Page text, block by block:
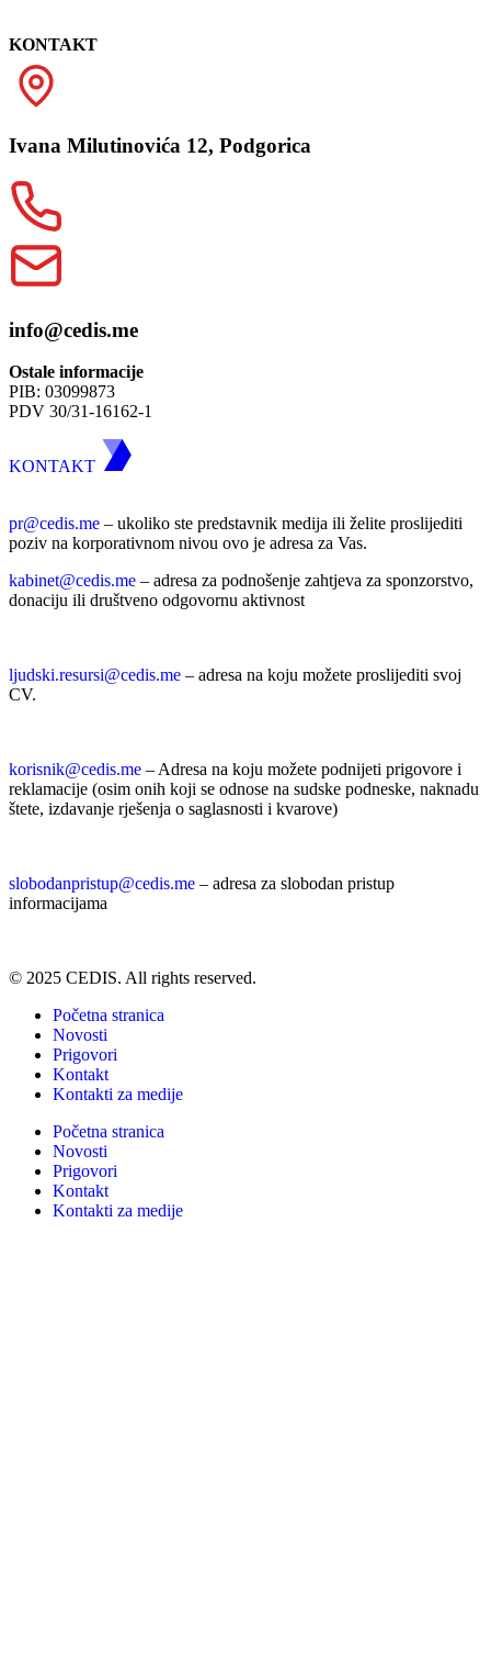
KONTAKT
Ivana Milutinovića 12, Podgorica
info@cedis.me
Ostale informacije
PIB: 03099873
PDV 30/31-16162-1
KONTAKT
pr@cedis.me – ukoliko ste predstavnik medija ili želite proslijediti
poziv na korporativnom nivou ovo je adresa za Vas.
kabinet@cedis.me – adresa za podnošenje zahtjeva za sponzorstvo,
donaciju ili društveno odgovornu aktivnost
ljudski.resursi@cedis.me – adresa na koju možete proslijediti svoj
CV.
korisnik@cedis.me – Adresa na koju možete podnijeti prigovore i
reklamacije (osim onih koji se odnose na sudske podneske, naknadu
štete, izdavanje rješenja o saglasnosti i kvarove)
slobodanpristup@cedis.me – adresa za slobodan pristup
informacijama
© 2025 CEDIS. All rights reserved.
Početna stranica
Novosti
Prigovori
Kontakt
Kontakti za medije
Početna stranica
Novosti
Prigovori
Kontakt
Kontakti za medije